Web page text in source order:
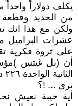
يكلف دولاراً
من الحديد وقطعة
ولكن مع هذا انك
عشرات البراميل
على ثروة فكرية
أن (بل غيتس
الثانية الواحدة ٢٢٦ دولارا ))....!!!
ترى ... !؟
أية خيبة نعيش